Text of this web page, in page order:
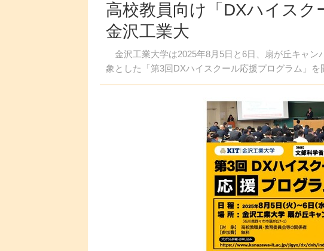
高校教員向け「DXハイスク
金沢工業大
金沢工業大学は2025年8月5日と6日、扇が丘キャン
象とした「第3回DXハイスクール応援プログラム」を